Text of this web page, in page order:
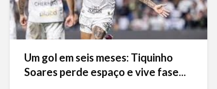
Um gol em seis meses: Tiquinho
Soares perde espaço e vive fase...